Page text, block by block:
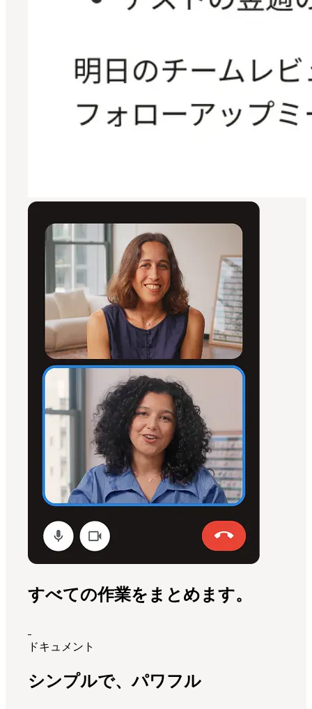
すべての作業をまとめます。
ドキュメント
シンプルで、パワフル